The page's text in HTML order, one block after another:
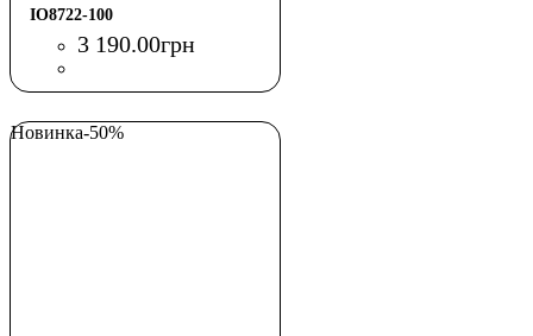
IO8722-100
3 190.00грн
Новинка-50%